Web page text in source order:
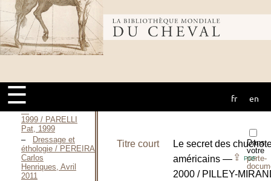
Bibliothèque
mondiale du
cheval
☰ fr en
psychologique
de
l’équitation / ORGEIX
Jean D’, 1992
Natural
Horse-Man-Ship
Horse-Man-Ship
—
1999 / PARELLI
Pat, 1999
Dressage et
éthologie / PEREIRA
Carlos
Henriques, Avril
2011
Dans
votre
porte-
⇪ PDF
Titre court
Le secret des
américains —
2000 / PILLEY-